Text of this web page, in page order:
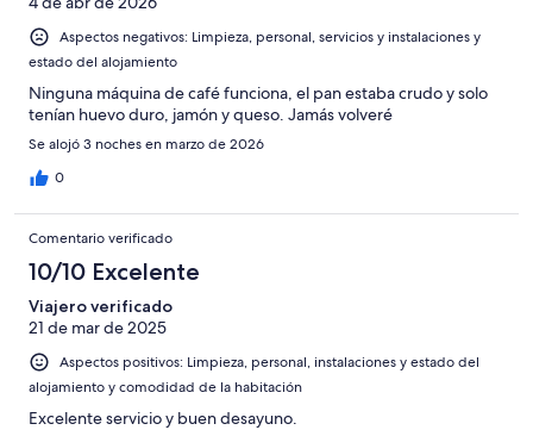
Aspectos negativos: Limpieza, personal, servicios y instalaciones y
estado del alojamiento
Ninguna máquina de café funciona, el pan estaba crudo y solo
tenían huevo duro, jamón y queso. Jamás volveré
Se alojó 3 noches en marzo de 2026
0
Comentario verificado
10/10 Excelente
Viajero verificado
21 de mar de 2025
Aspectos positivos: Limpieza, personal, instalaciones y estado del
alojamiento y comodidad de la habitación
Excelente servicio y buen desayuno.